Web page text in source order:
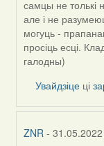
to
by
Lighty
самцы не толькі
але і не
могуць -
просіць есці.
галодны)
Увайдзіце ці
ZNR -